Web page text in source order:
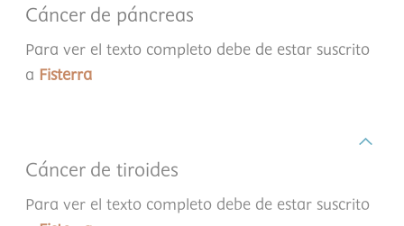
Cáncer de páncreas
Para ver el texto completo debe de estar suscrito
a Fisterra
Cáncer de tiroides
Para ver el texto completo debe de estar suscrito